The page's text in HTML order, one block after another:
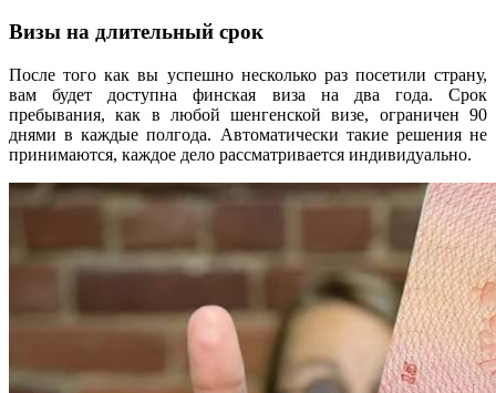
Визы на длительный срок
После того как вы успешно несколько раз посетили страну,
вам будет доступна финская виза на два года. Срок
пребывания, как в любой шенгенской визе, ограничен 90
днями в каждые полгода. Автоматически такие решения не
принимаются, каждое дело рассматривается индивидуально.